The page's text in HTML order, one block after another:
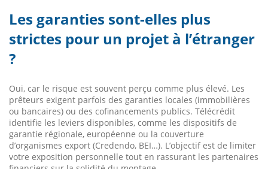
Les garanties sont-elles plus
strictes pour un projet à l’étranger
?
Oui, car le risque est souvent perçu comme plus élevé. Les
prêteurs exigent parfois des garanties locales (immobilières
ou bancaires) ou des cofinancements publics. Télécrédit
identifie les leviers disponibles, comme les dispositifs de
garantie régionale, européenne ou la couverture
d’organismes export (Credendo, BEI…). L’objectif est de limiter
votre exposition personnelle tout en rassurant les partenaires